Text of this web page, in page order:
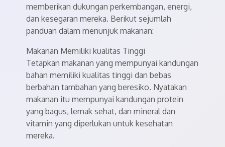
memberikan dukungan perkembangan, energi,
dan kesegaran mereka. Berikut sejumlah
panduan dalam menunjuk makanan:
Makanan Memiliki kualitas Tinggi
Tetapkan makanan yang mempunyai kandungan
bahan memiliki kualitas tinggi dan bebas
berbahan tambahan yang beresiko. Nyatakan
makanan itu mempunyai kandungan protein
yang bagus, lemak sehat, dan mineral dan
vitamin yang diperlukan untuk kesehatan
mereka.